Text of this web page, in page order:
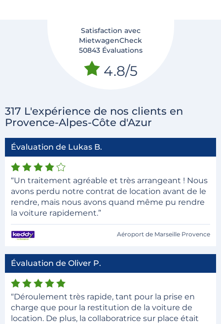
Satisfaction avec
MietwagenCheck
50843 Évaluations
4.8/5
317 L'expérience de nos clients en
Provence-Alpes-Côte d'Azur
Évaluation de Lukas B.
“Un traitement agréable et très arrangeant ! Nous
avons perdu notre contrat de location avant de le
rendre, mais nous avons quand même pu rendre
la voiture rapidement.”
Aéroport de Marseille Provence
Évaluation de Oliver P.
“Déroulement très rapide, tant pour la prise en
charge que pour la restitution de la voiture de
location. De plus, la collaboratrice sur place était